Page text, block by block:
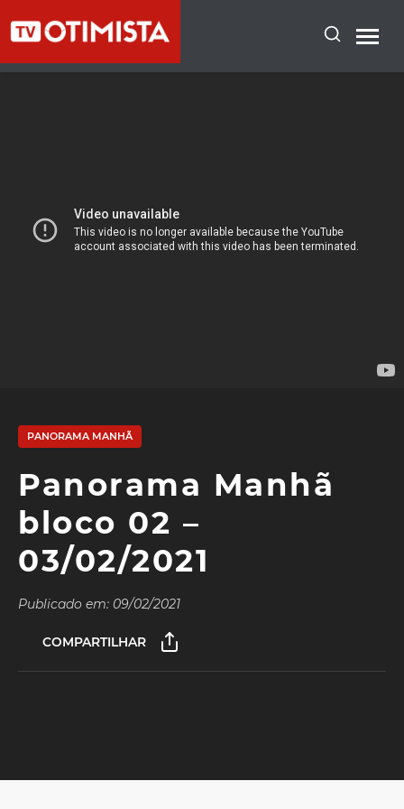
PANORAMA MANHÃ
Panorama Manhã
bloco 02 –
03/02/2021
Publicado em: 09/02/2021
COMPARTILHAR